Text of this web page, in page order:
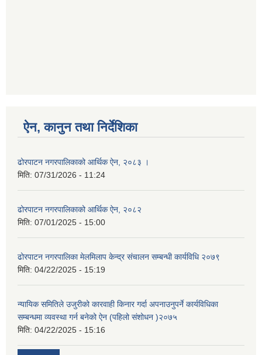
ऐन, कानुन तथा निर्देशिका
ढोरपाटन नगरपालिकाको आर्थिक ऐन, २०८३ ।
मिति: 07/31/2026 - 11:24
ढोरपाटन नगरपालिकाको आर्थिक ऐन, २०८२
मिति: 07/01/2025 - 15:00
ढोरपाटन नगरपालिका मेलमिलाप केन्द्र संचालन सम्बन्धी कार्यविधि २०७९
मिति: 04/22/2025 - 15:19
न्यायिक समितिले उजुरीको कारवाही किनार गर्दा अपनाउनुपर्ने कार्यविधिका
सम्बन्धमा व्यवस्था गर्न बनेको ऐन (पहिलो संशोधन )२०७५
मिति: 04/22/2025 - 15:16